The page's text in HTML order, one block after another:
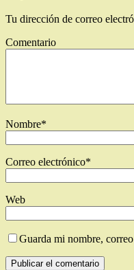
Tu dirección de correo
Comentario
Nombre*
Correo electrónico*
Web
Guarda mi nombre,